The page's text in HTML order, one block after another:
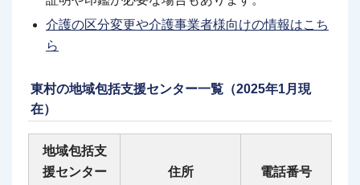
介護の区分変更や介護事業者様向けの情報はこち
ら
東村の地域包括支援センター一覧（2025年1月現
在）
地域包括支
援センター
住所 電話番号